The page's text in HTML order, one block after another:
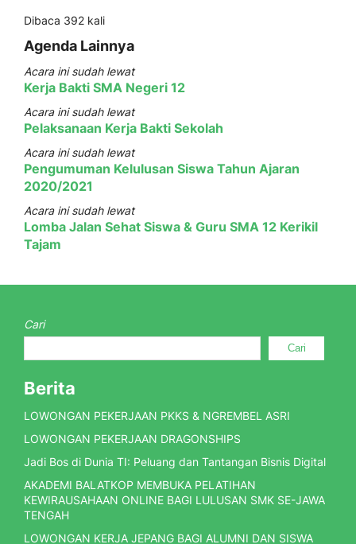
Dibaca 392 kali
Agenda Lainnya
Acara ini sudah lewat
Kerja Bakti SMA Negeri 12
Acara ini sudah lewat
Pelaksanaan Kerja Bakti Sekolah
Acara ini sudah lewat
Pengumuman Kelulusan Siswa Tahun Ajaran
2020/2021
Acara ini sudah lewat
Lomba Jalan Sehat Siswa & Guru SMA 12 Kerikil
Tajam
Cari
Cari
Berita
LOWONGAN PEKERJAAN PKKS & NGREMBEL ASRI
LOWONGAN PEKERJAAN DRAGONSHIPS
Jadi Bos di Dunia TI: Peluang dan Tantangan Bisnis Digital
AKADEMI BALATKOP MEMBUKA PELATIHAN
KEWIRAUSAHAAN ONLINE BAGI LULUSAN SMK SE-JAWA
TENGAH
LOWONGAN KERJA JEPANG BAGI ALUMNI DAN SISWA